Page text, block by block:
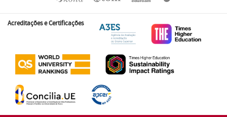
Acreditações e Certificações